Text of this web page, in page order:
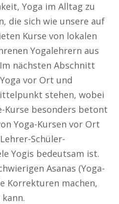
Yoga im Alltag zu
die sich wie unsere auf
Kurse von lokalen
Yogalehrern aus
nächsten Abschnitt
vor Ort und
stehen, wobei
Kurse besonders betont
Yoga-Kursen vor Ort
Schüler-
Yogis bedeutsam ist.
Asanas (Yoga-
Korrekturen machen,